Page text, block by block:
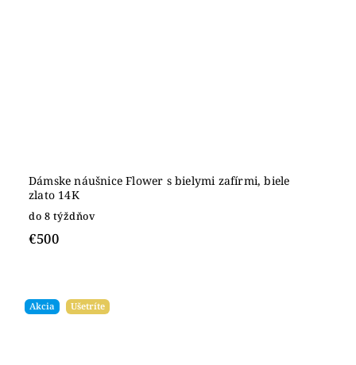
Dámske náušnice Flower s bielymi zafírmi, biele
zlato 14K
do 8 týždňov
€500
Akcia Ušetríte